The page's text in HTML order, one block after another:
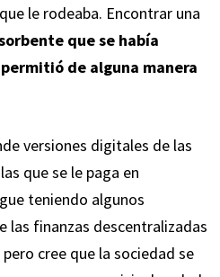
le rodeaba. Encontrar una
que se había
de alguna manera
versiones digitales de las
que se le paga en
teniendo algunos
las finanzas descentralizadas
cree que la sociedad se